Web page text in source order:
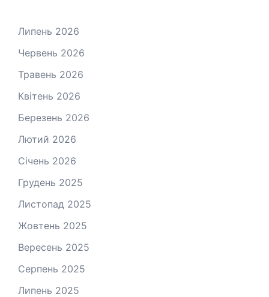
Липень 2026
Червень 2026
Травень 2026
Квітень 2026
Березень 2026
Лютий 2026
Січень 2026
Грудень 2025
Листопад 2025
Жовтень 2025
Вересень 2025
Серпень 2025
Липень 2025